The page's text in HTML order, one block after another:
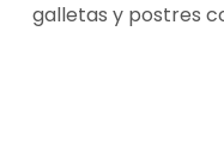
galletas y postres